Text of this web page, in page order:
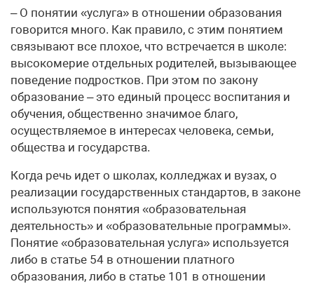
– О понятии «услуга» в отношении образования
говорится много. Как правило, с этим понятием
связывают все плохое, что встречается в школе:
высокомерие отдельных родителей, вызывающее
поведение подростков. При этом по закону
образование – это единый процесс воспитания и
обучения, общественно значимое благо,
осуществляемое в интересах человека, семьи,
общества и государства.
Когда речь идет о школах, колледжах и вузах, о
реализации государственных стандартов, в законе
используются понятия «образовательная
деятельность» и «образовательные программы».
Понятие «образовательная услуга» используется
либо в статье 54 в отношении платного
образования, либо в статье 101 в отношении